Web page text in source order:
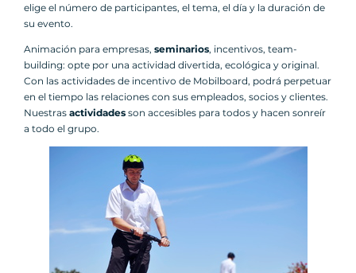
elige el número de participantes, el tema, el día y la duración de
su evento.
Animación para empresas, seminarios, incentivos, team-
building: opte por una actividad divertida, ecológica y original.
Con las actividades de incentivo de Mobilboard, podrá perpetuar
en el tiempo las relaciones con sus empleados, socios y clientes.
Nuestras actividades son accesibles para todos y hacen sonreír
a todo el grupo.